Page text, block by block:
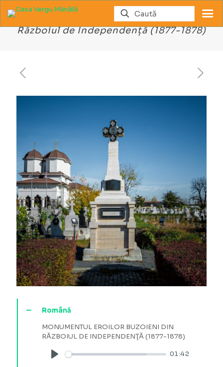
Monumentul Eroilor Buzoieni din
Războiul de Independență (1877-1878)
Română
MONUMENTUL EROILOR BUZOIENI DIN
RĂZBOIUL DE INDEPENDENŢĂ (1877-1878)
Play
01:42